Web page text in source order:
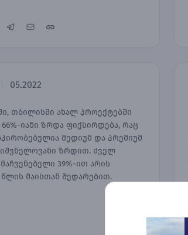
05.2022
თბილისში ახალ პროექტებში
იანი ზრდა ფიქსირდება, რაც
მედიუმ და პრემიუმ
ზრდით. ძველ
39%-ით არის
მაისთან შედარებით.